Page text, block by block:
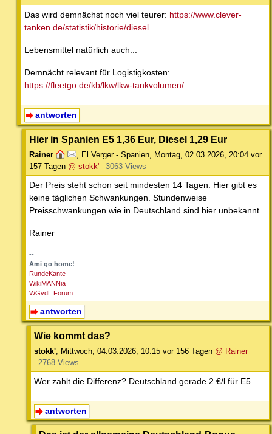
Das wird demnächst noch viel teurer: https://www.clever-
tanken.de/statistik/historie/diesel
Lebensmittel natürlich auch...
Demnächt relevant für Logistigkosten:
https://fleetgo.de/kb/lkw/lkw-tankvolumen/
antworten
Hier in Spanien E5 1,36 Eur, Diesel 1,29 Eur
Rainer El Verger - Spanien Montag, 02.03.2026, 20:04 vor
157 Tagen @ stokk' 3063 Views
Der Preis steht schon seit mindesten 14 Tagen. Hier gibt es
keine täglichen Schwankungen. Stundenweise
Preisschwankungen wie in Deutschland sind hier unbekannt.
Rainer
--
Ami go home!
RundeKante
WikiMANNia
WGvdL Forum
antworten
Wie kommt das?
stokk' Mittwoch, 04.03.2026, 10:15 vor 156 Tagen @ Rainer
2768 Views
Wer zahlt die Differenz? Deutschland gerade 2 €/l für E5...
antworten